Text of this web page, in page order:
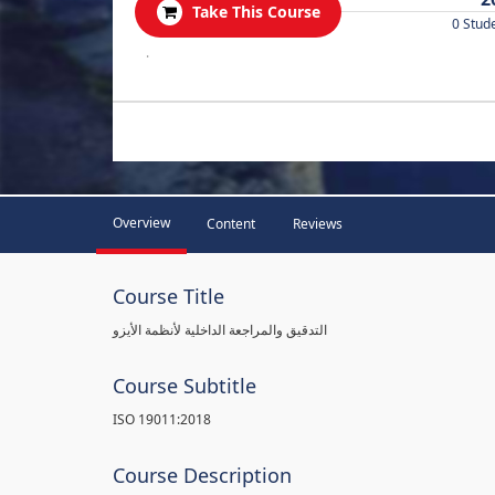
Take This Course
0
.
Overview Content Reviews
Course Title
التدقيق والمراجعة الداخلية لأنظمة الأيزو
Course Subtitle
ISO 19011:2018
Course Description